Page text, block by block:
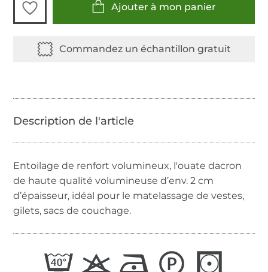
Ajouter à mon panier
Entoilage de renfort volumineux, l'ouate dacron
de haute qualité volumineuse d’env. 2 cm
d’épaisseur, idéal pour le matelassage de vestes,
gilets, sacs de couchage.